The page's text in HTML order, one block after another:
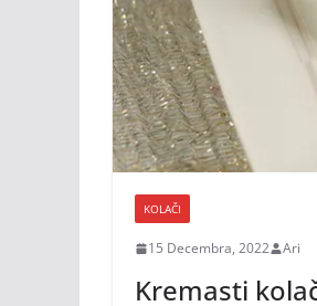
KOLAČI
15 Decembra, 2022 Ari
Kremasti